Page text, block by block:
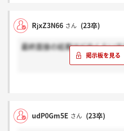
RjxZ3N66 さん (23卒)
最終面接の結果はどのくらい
udP0Gm5E さん (23卒)